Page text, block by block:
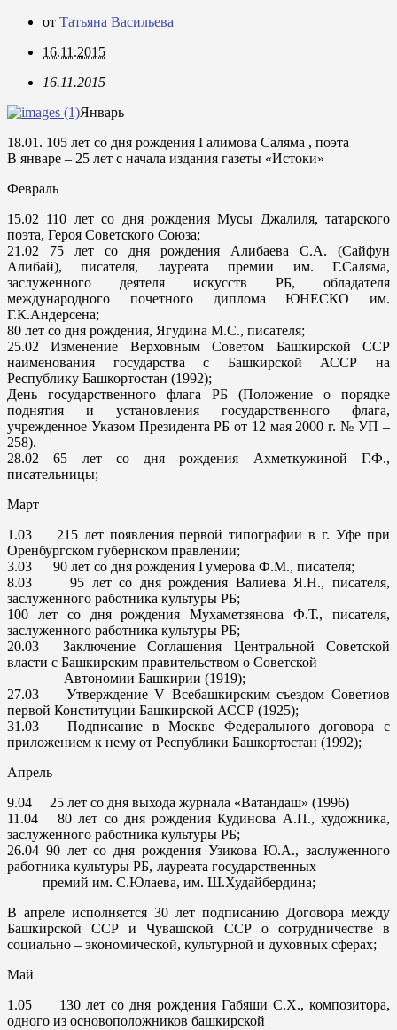
от Татьяна Васильева
16.11.2015
16.11.2015
Январь
18.01. 105 лет со дня рождения Галимова Саляма , поэта
В январе – 25 лет с начала издания газеты «Истоки»
Февраль
15.02 110 лет со дня рождения Мусы Джалиля, татарского
поэта, Героя Советского Союза;
21.02 75 лет со дня рождения Алибаева С.А. (Сайфун
Алибай), писателя, лауреата премии им. Г.Саляма,
заслуженного деятеля искусств РБ, обладателя
международного почетного диплома ЮНЕСКО им.
Г.К.Андерсена;
80 лет со дня рождения, Ягудина М.С., писателя;
25.02 Изменение Верховным Советом Башкирской ССР
наименования государства с Башкирской АССР на
Республику Башкортостан (1992);
День государственного флага РБ (Положение о порядке
поднятия и установления государственного флага,
учрежденное Указом Президента РБ от 12 мая 2000 г. № УП –
258).
28.02 65 лет со дня рождения Ахметкужиной Г.Ф.,
писательницы;
Март
1.03 215 лет появления первой типографии в г. Уфе при
Оренбургском губернском правлении;
3.03 90 лет со дня рождения Гумерова Ф.М., писателя;
8.03 95 лет со дня рождения Валиева Я.Н., писателя,
заслуженного работника культуры РБ;
100 лет со дня рождения Мухаметзянова Ф.Т., писателя,
заслуженного работника культуры РБ;
20.03 Заключение Соглашения Центральной Советской
власти с Башкирским правительством о Советской
Автономии Башкирии (1919);
27.03 Утверждение V Всебашкирским съездом Советиов
первой Конституции Башкирской АССР (1925);
31.03 Подписание в Москве Федерального договора с
приложением к нему от Республики Башкортостан (1992);
Апрель
9.04 25 лет со дня выхода журнала «Ватандаш» (1996)
11.04
80 лет со дня рождения Кудинова А.П., художника,
заслуженного работника культуры РБ;
26.04 90 лет со дня рождения Узикова Ю.А., заслуженного
работника культуры РБ, лауреата государственных
премий им. С.Юлаева, им. Ш.Худайбердина;
В апреле исполняется 30 лет подписанию Договора между
Башкирской ССР и Чувашской ССР о сотрудничестве в
социально – экономической, культурной и духовных сферах;
Май
1.05 130 лет со дня рождения Габяши С.Х., композитора,
одного из основоположников башкирской